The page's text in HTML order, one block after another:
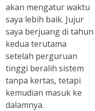
akan mengatur waktu
saya lebih baik. Jujur
saya berjuang di tahun
kedua terutama
setelah perguruan
tinggi beralih sistem
tanpa kertas, tetapi
kemudian masuk ke
dalamnya.